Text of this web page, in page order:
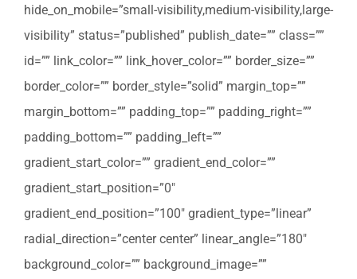
hide_on_mobile=”small-visibility,medium-visibility,large-
visibility” status=”published” publish_date=”” class=””
id=”” link_color=”” link_hover_color=”” border_size=””
border_color=”” border_style=”solid” margin_top=””
margin_bottom=”” padding_top=”” padding_right=””
padding_bottom=”” padding_left=””
gradient_start_color=”” gradient_end_color=””
gradient_start_position=”0″
gradient_end_position=”100″ gradient_type=”linear”
radial_direction=”center center” linear_angle=”180″
background_color=”” background_image=””